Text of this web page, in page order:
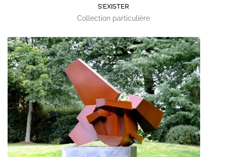
S’EXISTER
Collection particulière